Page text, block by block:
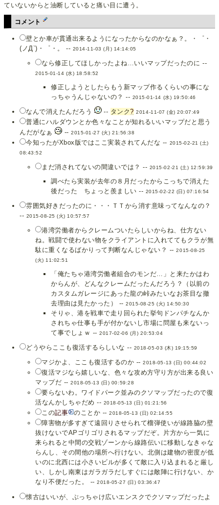
ていないからと油断していると痛い目に遭う。
コメント
壁とか車が貫通出来るようになったからなのかなぁ？。・゜・
(ノД`)・゜・。 -- 2014-11-03 (月) 14:14:05
なら修正してほしかったよね…いいマップだったのに --
2015-01-14 (水) 18:58:52
修正しようとしたらもう新マップ作るくらいの事にな
っちゃうんじゃないの？ -- 2015-01-14 (水) 19:50:46
なんで消えたんだろう -- タンク? 2014-11-07 (金) 20:07:49
普通にハルダウンとか色々なことが知れるいいマップだと思う
んだがなぁ
--2015-01-27 (火) 21:56:38
今知ったがXbox版ではここ実装されてんだな -- 2015-02-21 (土)
08:43:52
まだ消されてないの間違いでは？ -- 2015-02-21 (土) 12:59:39
調べたら実装が去年の８月だったからこっちで消えた
後だった ちょっと羨ましい -- 2015-02-22 (日) 07:16:54
雰囲気好きだったのに・・・ＴＴから消す意味ってなんなの？
-- 2015-08-25 (火) 10:57:57
港湾労働者からクレームついたらしいからね、仕方ない
ね。戦闘で使わない物をクライアントに入れててもクラが無
駄に重くなるばかりって判断なんじゃない？ --2015-08-25
(火) 11:02:51
「俺たちゃ港湾労働者組合のモンだ…」と来たかはわ
からんが、どんなクレームだったんだろう？（以前の
カスタムガレージにあった龍の峠みたいなお茶目な撤
去理由は見たかった） --2015-08-25 (火) 14:50:30
そりゃ、港を戦車で走り回られた挙句ドンパチなんか
されちゃ仕事も手が付かないし市場に問屋も来ないっ
て事でしょｗ --2017-02-06 (月) 20:53:04
どうやらここも復活するらしいな -- 2018-05-03 (木) 19:15:59
マジかよ、ここも復活するのか --2018-05-13 (日) 00:44:02
復活マジなら嬉しいな、色々な攻め方守り方が出来る良い
マップだ --2018-05-13 (日) 00:59:28
要らないわ。ワイドパーク並みのクソマップだったので復
活なんかしちゃだめ -- 2018-05-13 (日) 01:21:56
この記事 のことか --2018-05-13 (日) 02:14:55
障害物が多すぎて遠回りさせられて榴弾使いが線路脇の壁
抜けないでAPゴリゴリされるマップだぞ。片方から一気に
来られると中間の交戦ゾーンから線路伝いに移動しなきゃな
らんし、その間他の場所へ行けない。北側は建物の密度が低
いのに北西には小さいビルが多くて敵に入り込まれると厳し
い、しかし南東はガラガラだしすぐには敵陣に行けない、か
なり不便だった。 --2018-05-27 (日) 03:36:47
懐古はいいが、ぶっちゃけ広いエンスクでクソマップだったよ